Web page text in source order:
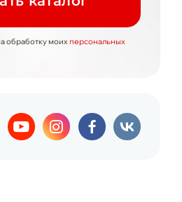
обработку моих персональных